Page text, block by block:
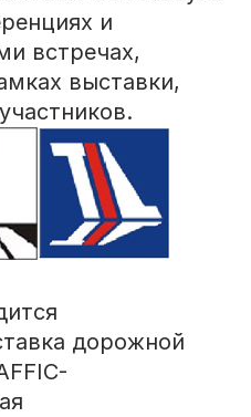
и
встречах,
выставки,
дорожной